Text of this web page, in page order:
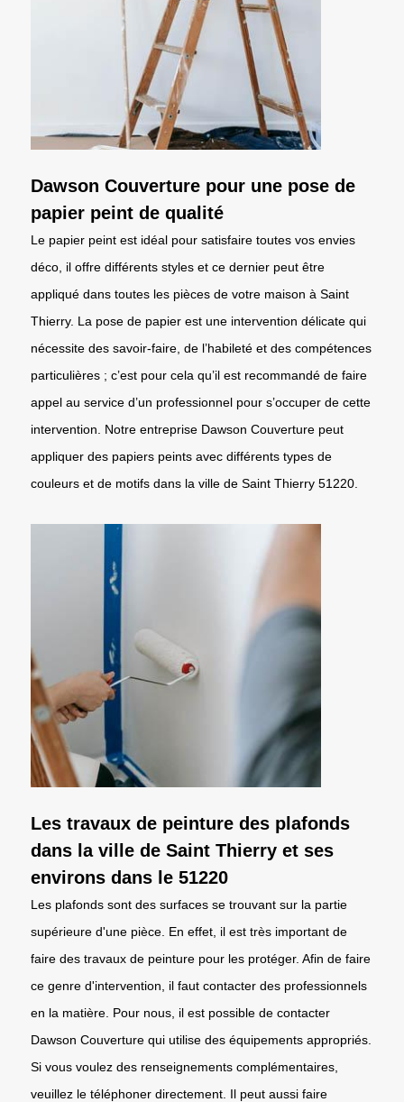
Dawson Couverture pour une pose de
papier peint de qualité
Le papier peint est idéal pour satisfaire toutes vos envies
déco, il offre différents styles et ce dernier peut être
appliqué dans toutes les pièces de votre maison à Saint
Thierry. La pose de papier est une intervention délicate qui
nécessite des savoir-faire, de l’habileté et des compétences
particulières ; c’est pour cela qu’il est recommandé de faire
appel au service d’un professionnel pour s’occuper de cette
intervention. Notre entreprise Dawson Couverture peut
appliquer des papiers peints avec différents types de
couleurs et de motifs dans la ville de Saint Thierry 51220.
Les travaux de peinture des plafonds
dans la ville de Saint Thierry et ses
environs dans le 51220
Les plafonds sont des surfaces se trouvant sur la partie
supérieure d'une pièce. En effet, il est très important de
faire des travaux de peinture pour les protéger. Afin de faire
ce genre d'intervention, il faut contacter des professionnels
en la matière. Pour nous, il est possible de contacter
Dawson Couverture qui utilise des équipements appropriés.
Si vous voulez des renseignements complémentaires,
veuillez le téléphoner directement. Il peut aussi faire